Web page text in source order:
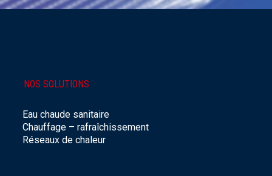
NOS SOLUTIONS
Eau chaude sanitaire
Chauffage – rafraîchissement
Réseaux de chaleur